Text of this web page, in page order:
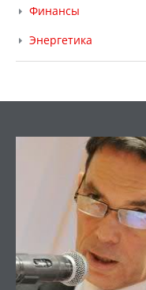
Финансы
Энергетика